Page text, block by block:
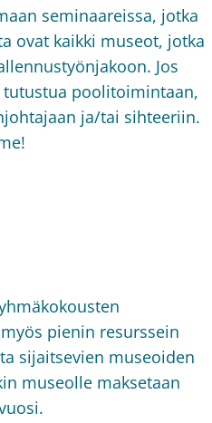
seminaareissa, jotka
ovat kaikki museot, jotka
Jos
poolitoimintaan,
ja/tai sihteeriin.
pienin resurssein
sijaitsevien museoiden
museolle maksetaan